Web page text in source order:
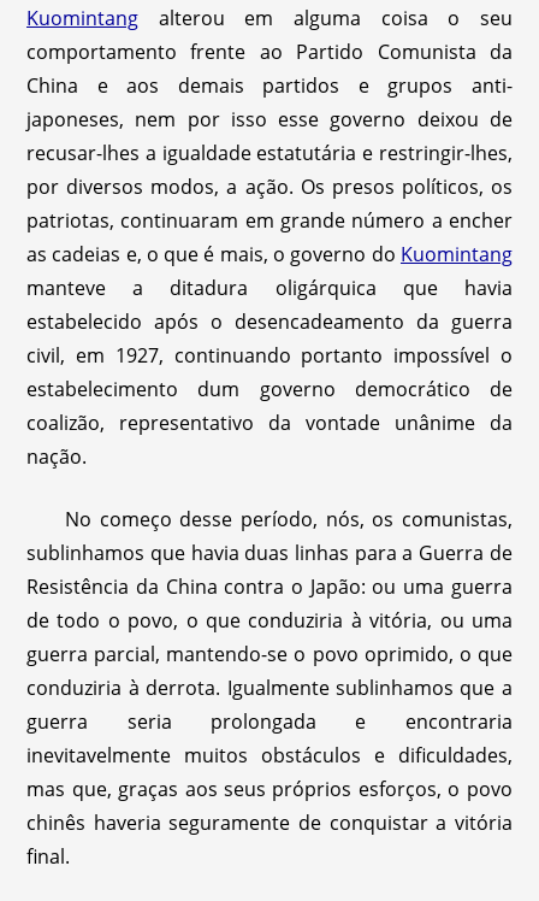
Kuomintang alterou em alguma coisa o seu
comportamento frente ao Partido Comunista da
China e aos demais partidos e grupos anti-
japoneses, nem por isso esse governo deixou de
recusar-lhes a igualdade estatutária e restringir-lhes,
por diversos modos, a ação. Os presos políticos, os
patriotas, continuaram em grande número a encher
as cadeias e, o que é mais, o governo do Kuomintang
manteve a ditadura oligárquica que havia
estabelecido após o desencadeamento da guerra
civil, em 1927, continuando portanto impossível o
estabelecimento dum governo democrático de
coalizão, representativo da vontade unânime da
nação.
No começo desse período, nós, os comunistas,
sublinhamos que havia duas linhas para a Guerra de
Resistência da China contra o Japão: ou uma guerra
de todo o povo, o que conduziria à vitória, ou uma
guerra parcial, mantendo-se o povo oprimido, o que
conduziria à derrota. Igualmente sublinhamos que a
guerra seria prolongada e encontraria
inevitavelmente muitos obstáculos e dificuldades,
mas que, graças aos seus próprios esforços, o povo
chinês haveria seguramente de conquistar a vitória
final.